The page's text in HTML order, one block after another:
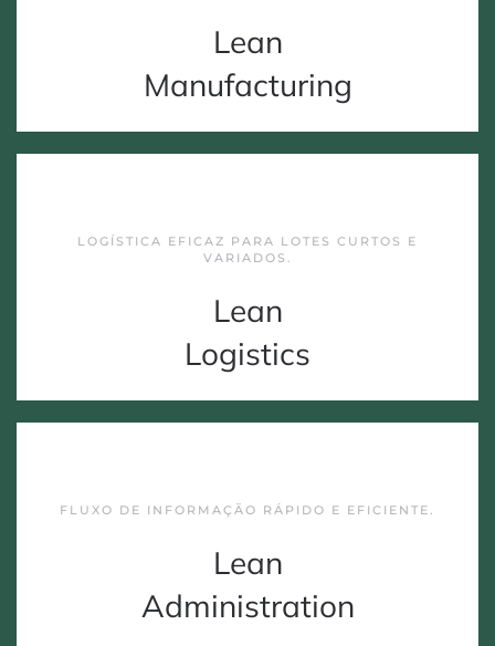
Lean
Manufacturing
LOGÍSTICA EFICAZ PARA LOTES CURTOS E
VARIADOS.
Lean
Logistics
FLUXO DE INFORMAÇÃO RÁPIDO E EFICIENTE.
Lean
Administration